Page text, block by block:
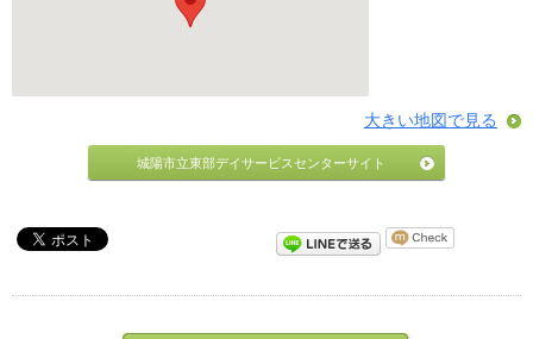
大きい地図で見る
城陽市立東部デイサービスセンターサイト